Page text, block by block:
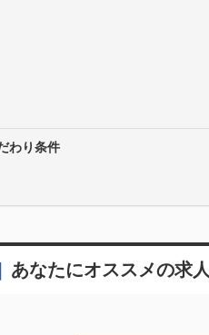
わり条件
あなたにオススメの求人